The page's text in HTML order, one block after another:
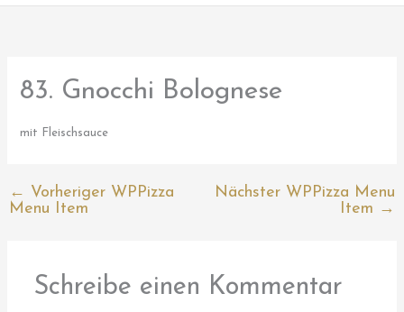
83. Gnocchi Bolognese
mit Fleischsauce
← Vorheriger WPPizza
Menu Item
Nächster WPPizza Menu
Item →
Schreibe einen Kommentar